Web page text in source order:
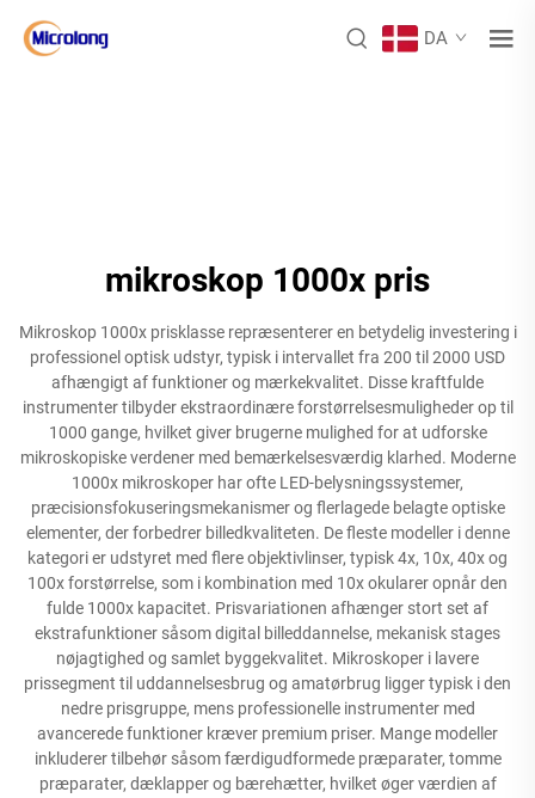
DA
mikroskop 1000x pris
Mikroskop 1000x prisklasse repræsenterer en betydelig investering i
professionel optisk udstyr, typisk i intervallet fra 200 til 2000 USD
afhængigt af funktioner og mærkekvalitet. Disse kraftfulde
instrumenter tilbyder ekstraordinære forstørrelsesmuligheder op til
1000 gange, hvilket giver brugerne mulighed for at udforske
mikroskopiske verdener med bemærkelsesværdig klarhed. Moderne
1000x mikroskoper har ofte LED-belysningssystemer,
præcisionsfokuseringsmekanismer og flerlagede belagte optiske
elementer, der forbedrer billedkvaliteten. De fleste modeller i denne
kategori er udstyret med flere objektivlinser, typisk 4x, 10x, 40x og
100x forstørrelse, som i kombination med 10x okularer opnår den
fulde 1000x kapacitet. Prisvariationen afhænger stort set af
ekstrafunktioner såsom digital billeddannelse, mekanisk stages
nøjagtighed og samlet byggekvalitet. Mikroskoper i lavere
prissegment til uddannelsesbrug og amatørbrug ligger typisk i den
nedre prisgruppe, mens professionelle instrumenter med
avancerede funktioner kræver premium priser. Mange modeller
inkluderer tilbehør såsom færdigudformede præparater, tomme
præparater, dæklapper og bærehætter, hvilket øger værdien af